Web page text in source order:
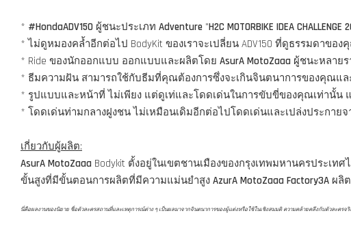
* #HondaADV150 ผู้ชนะประเภท Adventure "H2C MOTORBIKE IDEA CHALLENGE
* ไม่ดูหมองคล้ำอีกต่อไป BodyKit ของเราจะเปลี่ยน ADV150 ที่ดูธรรมดา
* Ride ของนักออกแบบ ออกแบบและผลิตโดย AsurA MotoZaaa ผู้ชนะหลายร
* ธีมความฝัน สามารถใช้กับธีมที่คุณต้องการซึ่งจะเกินจินตนาการของคุณแล
* รูปแบบและหน้าที่ ไม่เพียง แต่ดูเท่และโดดเด่นในการขับขี่ของคุณเท่านั้น
* โดดเด่นท่ามกลางฝูงชน ไม่เหมือนเดิมอีกต่อไปโดดเด่นและเปล่งประกา
เกี่ยวกับผู้ผลิต:
AsurA MotoZaaa Bodykit ตั้งอยู่ในเขตชานเมืองของกรุงเทพมหานครประ
ขั้นสูงที่มีขั้นตอนการผลิตที่มีความแม่นยำสูง AzurA MotoZaaa Factory3A ผลิ
นี่คือผลงานของนิยาย ชื่อตัวละครสถานที่และเหตุการณ์ต่าง ๆ เป็นผลมาจากจินตนาการของผู้แต่งหรือใช้ในเชิงสมมติ ความคล้ายคลึงกับตัวละค